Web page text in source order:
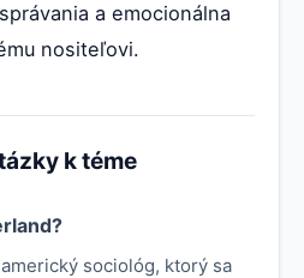
a emocionálna
nositeľovi.
k téme
sociológ, ktorý sa